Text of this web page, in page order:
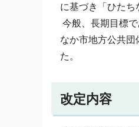
に基づき「ひたち
今般、長期目標
なか市地方公共
た。
改定内容